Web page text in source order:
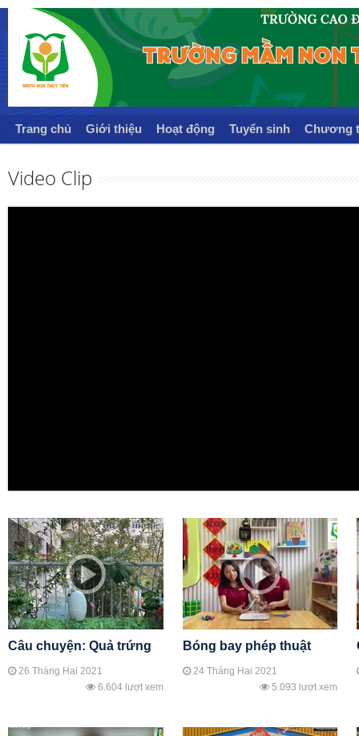
Trang chủ Giới thiệu Hoạt động Tuyển sinh Chương
Video Clip
Câu chuyện: Quả trứng
26 Tháng Hai 2021
6.604 lượt xem
Bóng bay phép thuật
24 Tháng Hai 2021
5.093 lượt xem